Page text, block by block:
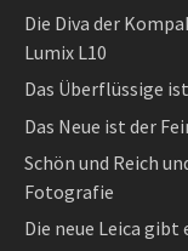
Die Diva der
Lumix L10
Das Überflüssige
Das Neue ist der
Schön und Reich
Fotografie
Die neue Leica gibt